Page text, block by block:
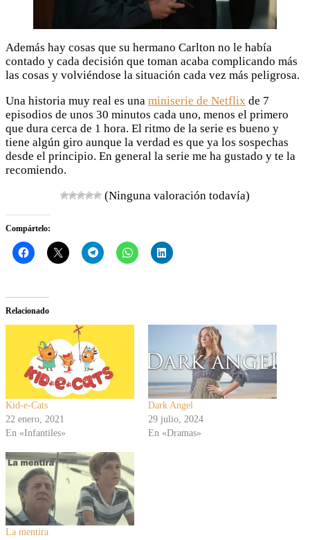
Además hay cosas que su hermano Carlton no le había
contado y cada decisión que toman acaba complicando más
las cosas y volviéndose la situación cada vez más peligrosa.
Una historia muy real es una miniserie de Netflix de 7
episodios de unos 30 minutos cada uno, menos el primero
que dura cerca de 1 hora. El ritmo de la serie es bueno y
tiene algún giro aunque la verdad es que ya los sospechas
desde el principio. En general la serie me ha gustado y te la
recomiendo.
(Ninguna valoración todavía)
Compártelo:
Relacionado
Kid-e-Cats
22 enero, 2021
En «Infantiles»
Dark Angel
29 julio, 2024
En «Dramas»
La mentira